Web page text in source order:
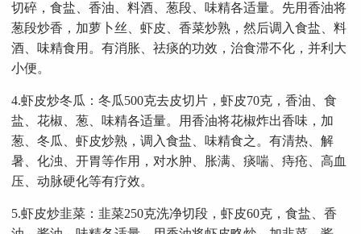
切碎，食盐、香油、料酒、葱段、味精各适量。先用香油将
葱段炒香，加萝卜丝、虾皮、香菜炒熟，然后调入食盐、料
酒、味精食用。有消胀、祛痰的功效，治食滞不化，并利大
小便。
4.虾皮炒冬瓜：冬瓜500克去皮切片，虾皮70克，香油、食
盐、花椒、葱、味精各适量。用香油将花椒炸出香味，加
葱、冬瓜、虾皮炒熟，调入食盐、味精食之。有清热、解
暑、化浊、开胃等作用，对水肿、胀满、痰喘、痔疮、高血
压、动脉硬化等有疗效。
5.虾皮炒韭菜：韭菜250克洗净切段，虾皮60克，食盐、香